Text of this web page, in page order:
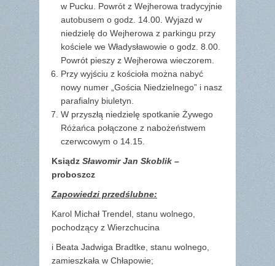
w Pucku. Powrót z Wejherowa tradycyjnie
autobusem o godz. 14.00. Wyjazd w
niedzielę do Wejherowa z parkingu przy
kościele we Władysławowie o godz. 8.00.
Powrót pieszy z Wejherowa wieczorem.
Przy wyjściu z kościoła można nabyć
nowy numer „Gościa Niedzielnego” i nasz
parafialny biuletyn.
W przyszłą niedzielę spotkanie Żywego
Różańca połączone z nabożeństwem
czerwcowym o 14.15.
Ksiądz Sławomir Jan Skoblik –
proboszcz
Zapowiedzi przedślubne:
Karol Michał Trendel, stanu wolnego,
pochodzący z Wierzchucina
i Beata Jadwiga Bradtke, stanu wolnego,
zamieszkała w Chłapowie;